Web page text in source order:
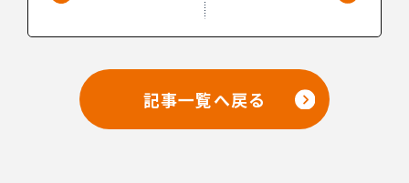
記事一覧へ戻る